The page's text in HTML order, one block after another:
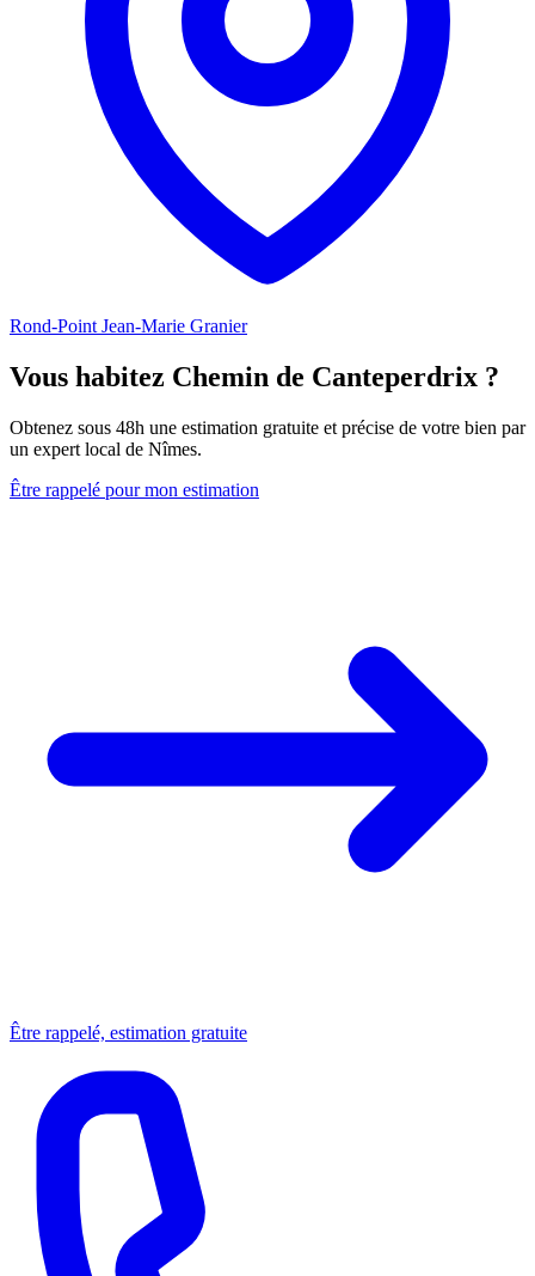
Rond-Point Jean-Marie Granier
Vous habitez Chemin de Canteperdrix ?
Obtenez sous 48h une estimation gratuite et précise de votre bien par
un expert local de Nîmes.
Être rappelé pour mon estimation
Être rappelé, estimation gratuite